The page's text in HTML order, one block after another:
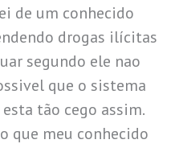
de um conhecido
drogas ilícitas
segundo ele nao
que o sistema
tão cego assim.
que meu conhecido